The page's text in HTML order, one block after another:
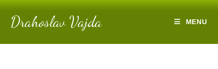
contentDrahoslav Vajda MENU